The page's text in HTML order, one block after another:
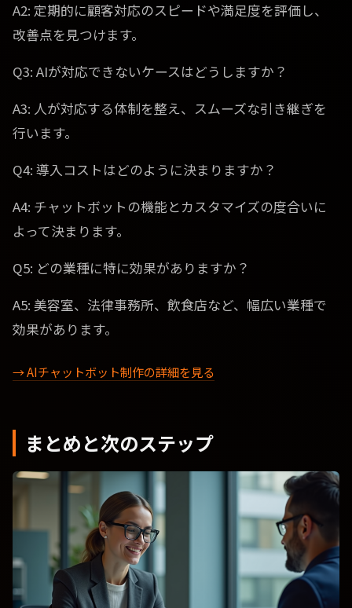
A2: 定期的に顧客対応のスピードや満足度を評価し、
改善点を見つけます。
Q3: AIが対応できないケースはどうしますか？
A3: 人が対応する体制を整え、スムーズな引き継ぎを
行います。
Q4: 導入コストはどのように決まりますか？
A4: チャットボットの機能とカスタマイズの度合いに
よって決まります。
Q5: どの業種に特に効果がありますか？
A5: 美容室、法律事務所、飲食店など、幅広い業種で
効果があります。
→ AIチャットボット制作の詳細を見る
まとめと次のステップ